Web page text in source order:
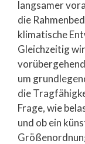
langsamer
die
klimatische
Gleichzeitig
um
die
Frage, wie
und ob ein